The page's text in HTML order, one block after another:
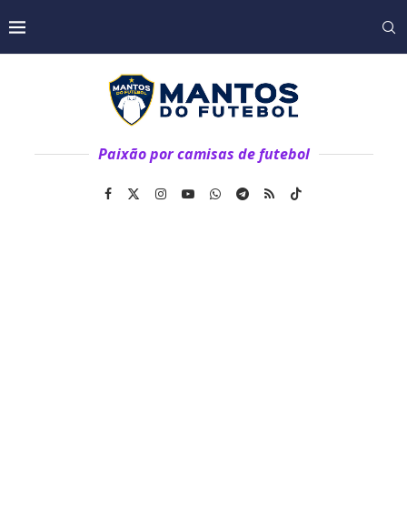
Paixão por camisas de futebol